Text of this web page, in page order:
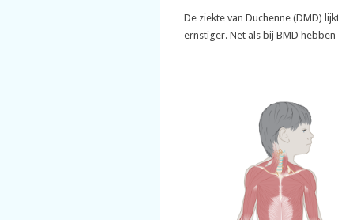
De ziekte van Duchenne (DMD)
ernstiger. Net als bij BMD